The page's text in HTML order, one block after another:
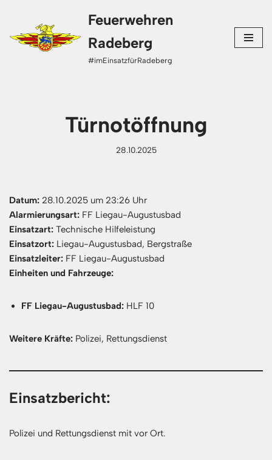
Zum
Inhalt
Feuerwehren
Radeberg
#imEinsatzfürRadeberg
Türnotöffnung
28.10.2025
Datum: 28.10.2025 um 23:26 Uhr
Alarmierungsart: FF Liegau-Augustusbad
Einsatzart: Technische Hilfeleistung
Einsatzort: Liegau-Augustusbad, Bergstraße
Einsatzleiter: FF Liegau-Augustusbad
Einheiten und Fahrzeuge:
FF Liegau-Augustusbad: HLF 10
Weitere Kräfte: Polizei, Rettungsdienst
Einsatzbericht:
Polizei und Rettungsdienst mit vor Ort.